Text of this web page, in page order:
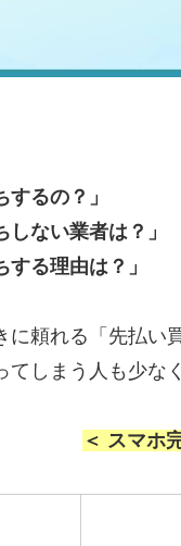
するの？」
しない業者は？」
する理由は？」
に頼れる「先払い
てしまう人も少な
＜ スマホ